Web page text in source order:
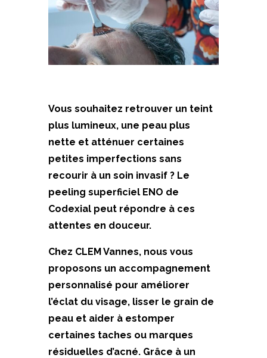
Vous souhaitez retrouver un teint
plus lumineux, une peau plus
nette et atténuer certaines
petites imperfections sans
recourir à un soin invasif ? Le
peeling superficiel ENO de
Codexial peut répondre à ces
attentes en douceur.
Chez CLEM Vannes, nous vous
proposons un accompagnement
personnalisé pour améliorer
l’éclat du visage, lisser le grain de
peau et aider à estomper
certaines taches ou marques
résiduelles d’acné. Grâce à un